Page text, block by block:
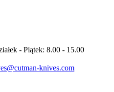
- Piątek: 8.00 - 15.00
knives.com